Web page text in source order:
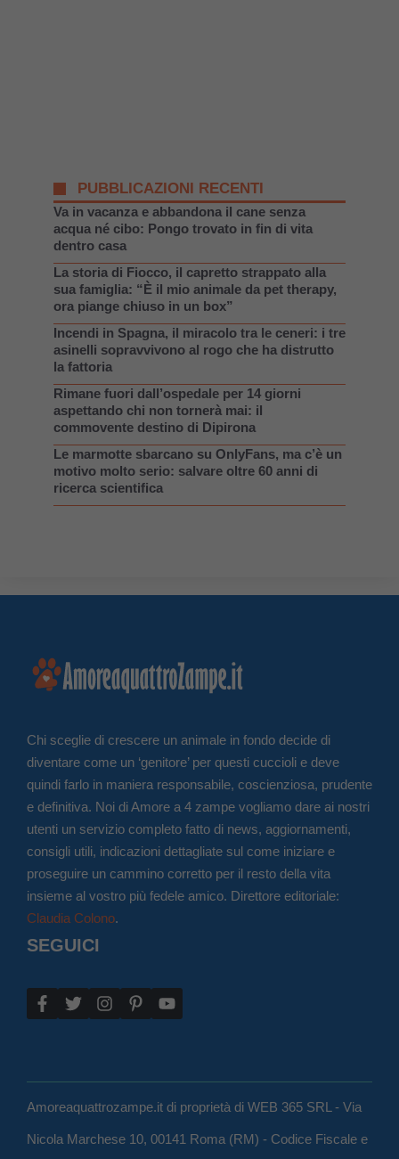
PUBBLICAZIONI RECENTI
Va in vacanza e abbandona il cane senza
acqua né cibo: Pongo trovato in fin di vita
dentro casa
La storia di Fiocco, il capretto strappato alla
sua famiglia: “È il mio animale da pet therapy,
ora piange chiuso in un box”
Incendi in Spagna, il miracolo tra le ceneri: i tre
asinelli sopravvivono al rogo che ha distrutto
la fattoria
Rimane fuori dall’ospedale per 14 giorni
aspettando chi non tornerà mai: il
commovente destino di Dipirona
Le marmotte sbarcano su OnlyFans, ma c’è un
motivo molto serio: salvare oltre 60 anni di
ricerca scientifica
Chi sceglie di crescere un animale in fondo decide di
diventare come un ‘genitore’ per questi cuccioli e deve
quindi farlo in maniera responsabile, coscienziosa, prudente
e definitiva. Noi di Amore a 4 zampe vogliamo dare ai nostri
utenti un servizio completo fatto di news, aggiornamenti,
consigli utili, indicazioni dettagliate sul come iniziare e
proseguire un cammino corretto per il resto della vita
insieme al vostro più fedele amico. Direttore editoriale:
Claudia Colono.
SEGUICI
Amoreaquattrozampe.it di proprietà di WEB 365 SRL - Via
Nicola Marchese 10, 00141 Roma (RM) - Codice Fiscale e